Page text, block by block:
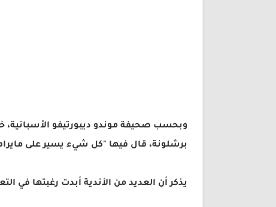
وبحسب صحيفة موندو ديبورتيفو الأسبانية،
برشلونة، قال فيها "كل شيء يسير على
يذكر أن العديد من الأندية أبدت رغبتها في